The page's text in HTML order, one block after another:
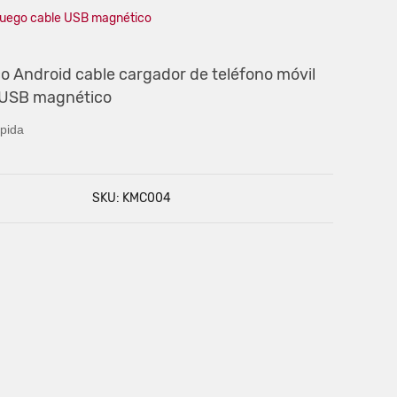
cable USB magnético
Android cable cargador de teléfono móvil
magnético
SKU: KMC004